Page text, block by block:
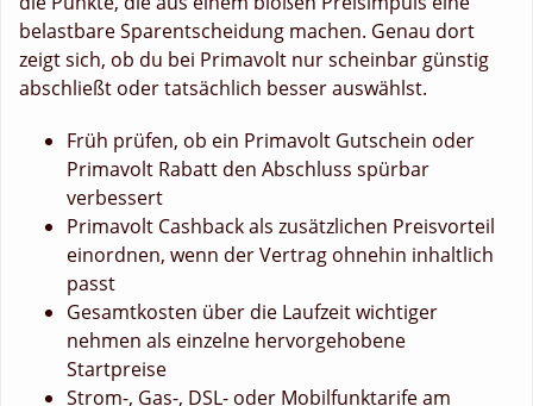
belastbare Sparentscheidung machen. Genau dort
zeigt sich, ob du bei Primavolt nur scheinbar günstig
abschließt oder tatsächlich besser auswählst.
Früh prüfen, ob ein Primavolt Gutschein oder
Primavolt Rabatt den Abschluss spürbar
verbessert
Primavolt Cashback als zusätzlichen Preisvorteil
einordnen, wenn der Vertrag ohnehin inhaltlich
passt
Gesamtkosten über die Laufzeit wichtiger
nehmen als einzelne hervorgehobene
Startpreise
Strom-, Gas-, DSL- oder Mobilfunktarife am